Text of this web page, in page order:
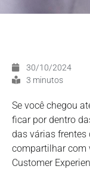
30/10/2024
3 minutos
Se você chegou
ficar por dentro
das várias frentes
compartilhar com
Customer